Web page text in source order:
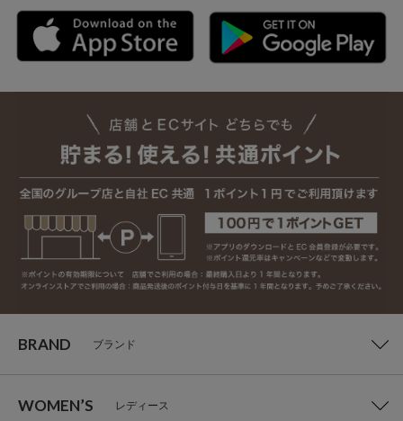
BRAND ブランド
WOMEN’S レディース